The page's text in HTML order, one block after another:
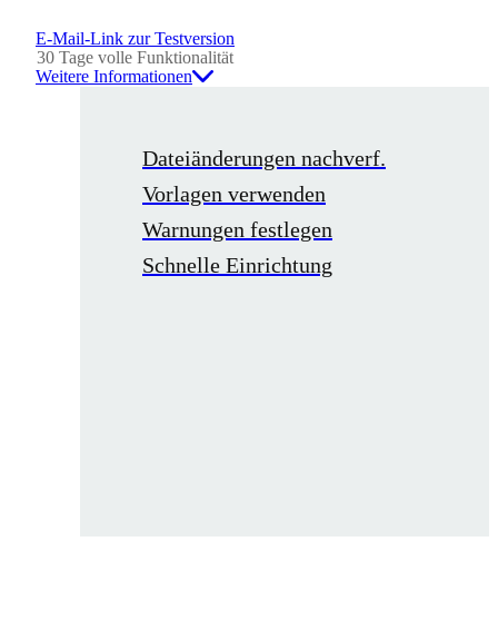
E-Mail-Link zur Testversion
30 Tage volle Funktionalität
Weitere Informationen
Dateiänderungen nachverf.
Vorlagen verwenden
Warnungen festlegen
Schnelle Einrichtung